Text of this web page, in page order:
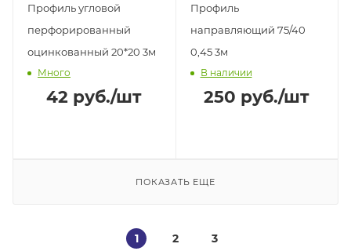
Профиль угловой
перфорированный
оцинкованный 20*20 3м
Много
42 руб./шт
Профиль
направляющий 75/40
0,45 3м
В наличии
250 руб./шт
ПОКАЗАТЬ ЕЩЕ
1 2 3